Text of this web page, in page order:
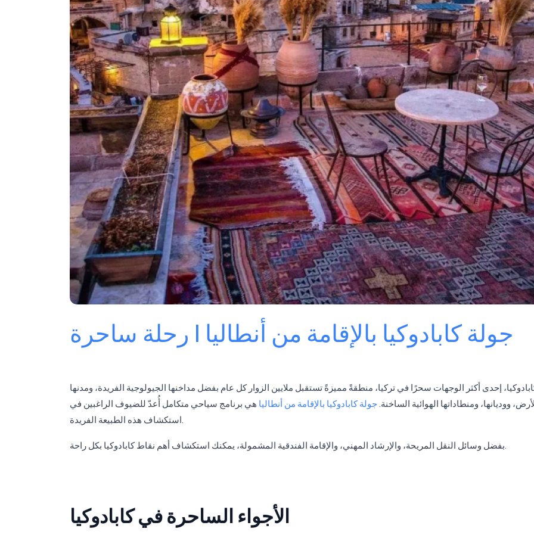
جولة كابادوكيا بالإقامة من أنطاليا | رحلة ساحرة
إحدى أكثر الوجهات سحرًا في تركيا، منطقةً مميزةً تستقبل ملايين الزوار كل عام بفضل مداخنها الجيولوجية الفريدة، ومدنها
ووديانها، ومنطاداتها الهوائية الساخنة.جولة كابادوكيا بالإقامة من أنطاليا هي برنامج سياحي متكامل أُعدّ للضيوف الراغبين في
استكشاف هذه الطبيعة الفريدة.
بفضل وسائل النقل المريحة، والإرشاد المهني، والإقامة الفندقية المشمولة، يمكنك استكشاف أهم نقاط كابادوكيا بكل راحة.
الأجواء الساحرة في كابادوكيا